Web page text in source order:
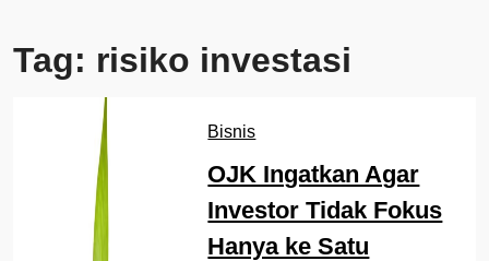
Tag: risiko investasi
Bisnis
OJK Ingatkan Agar
Investor Tidak Fokus
Hanya ke Satu